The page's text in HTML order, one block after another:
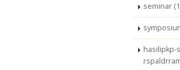
seminar
hasilipkp-